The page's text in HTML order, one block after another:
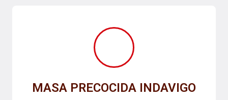
MASA PRECOCIDA INDAVIGO